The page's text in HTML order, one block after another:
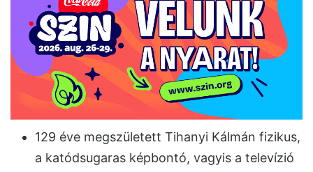
129 éve megszületett Tihanyi Kálmán fizikus,
a katódsugaras képbontó, vagyis a televízió